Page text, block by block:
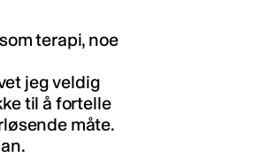
som terapi, noe
jeg veldig
til å fortelle
måte.